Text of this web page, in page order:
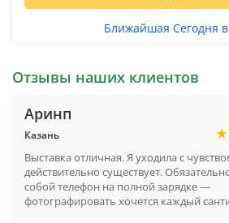
Ближайшая Сегодня
Отзывы наших клиентов
Аринп
Казань
Выставка отличная. Я уходила с
действительно существует.
собой телефон на полной зарядке —
фотографировать хочется каждый